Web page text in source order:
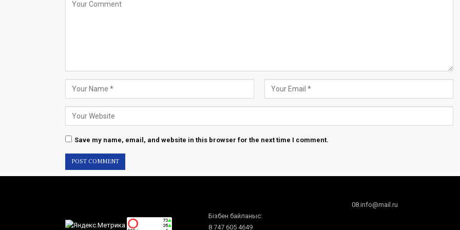
Save my name, email, and website in this browser for the next time I comment.
Бізбен байланыс:
8 747 605 4649
08.info@mail.ru